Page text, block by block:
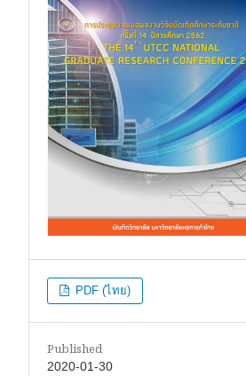
PDF (ไทย)
Published
2020-01-30